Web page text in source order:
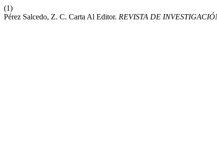
(1)
Pérez Salcedo, Z. C. Carta Al Editor. REVISTA DE